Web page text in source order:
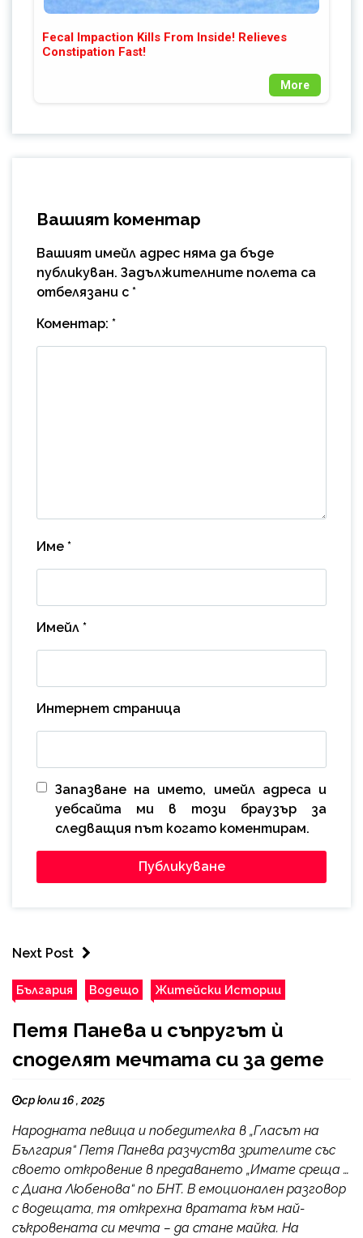
Fecal Impaction Kills From Inside! Relieves
Constipation Fast!
More
Вашият коментар
Вашият имейл адрес няма да бъде
публикуван. Задължителните полета са
отбелязани с *
Коментар: *
Име *
Имейл *
Интернет страница
Запазване на името, имейл адреса и
уебсайта ми в този браузър за
следващия път когато коментирам.
Next Post
България Водещо Житейски Истории
Петя Панева и съпругът ѝ
споделят мечтата си за дете
ср юли 16 , 2025
Народната певица и победителка в „Гласът на
България“ Петя Панева разчуства зрителите със
своето откровение в предаването „Имате среща …
с Диана Любенова“ по БНТ. В емоционален разговор
с водещата, тя открехна вратата към най-
съкровената си мечта – да стане майка. На